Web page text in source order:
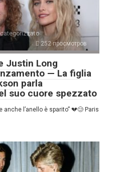
252 просмотров
Justin Long
— La figlia
parla
suo cuore spezzato
l’anello è sparito” 💔😢 Paris